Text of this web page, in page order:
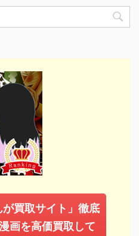
が買取サイト」徹底
画を高価買取して